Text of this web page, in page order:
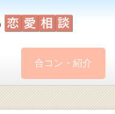
合コン・紹介